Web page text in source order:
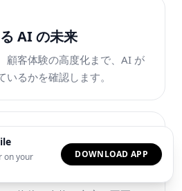
on your
DOWNLOAD APP
AI の未来
顧客体験の高度化まで、AI が
るかを確認します。
真から不要なものを